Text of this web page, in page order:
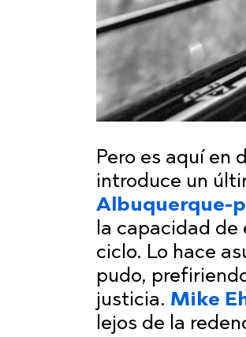
Pero es aquí en
introduce un
Albuquerque-
la capacidad de
ciclo. Lo hace
pudo,
justicia. Mike
lejos de la